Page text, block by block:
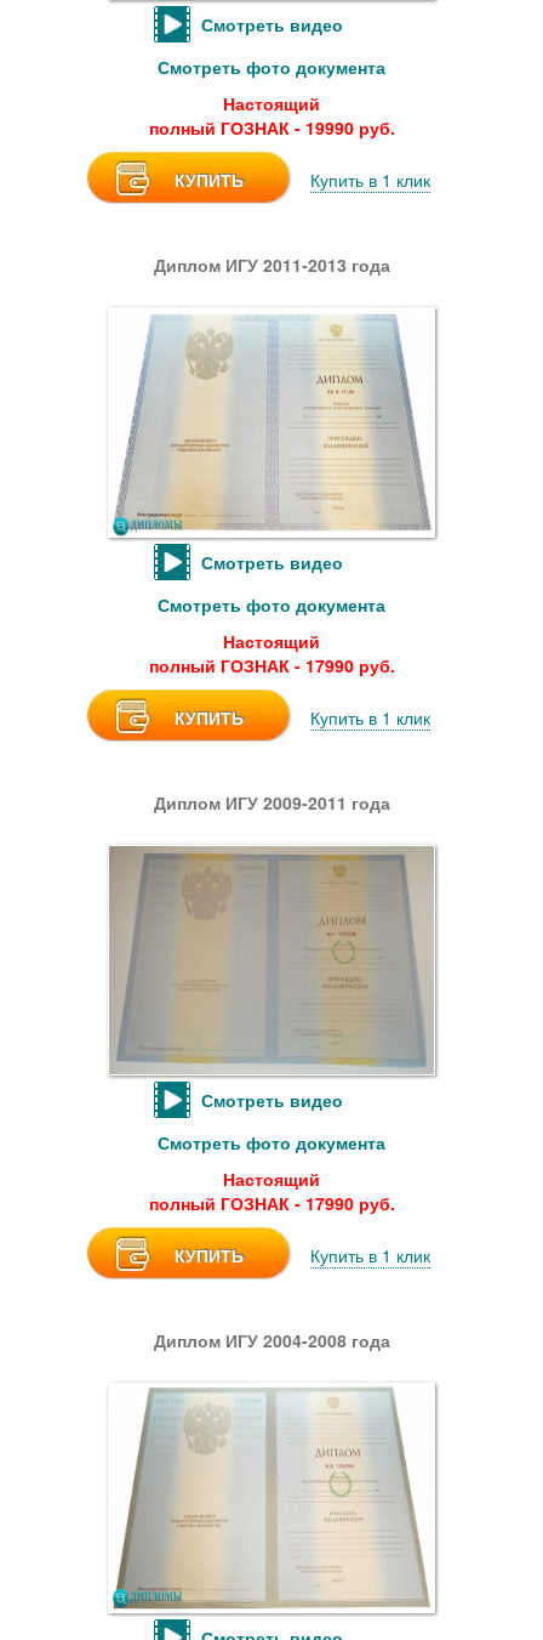
Смотреть видео
Смотреть фото документа
Настоящий
полный ГОЗНАК - 19990 руб.
КУПИТЬ Купить в 1 клик
Диплом ИГУ 2011-2013 года
Смотреть видео
Смотреть фото документа
Настоящий
полный ГОЗНАК - 17990 руб.
КУПИТЬ Купить в 1 клик
Диплом ИГУ 2009-2011 года
Смотреть видео
Смотреть фото документа
Настоящий
полный ГОЗНАК - 17990 руб.
КУПИТЬ Купить в 1 клик
Диплом ИГУ 2004-2008 года